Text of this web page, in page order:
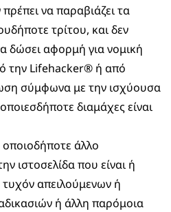
να παραβιάζει τα
τρίτου, και δεν
δώσει αφορμή για νομική
την Lifehacker® ή από
σύμφωνα με την ισχύουσα
διαμάχες είναι
άλλο
ιστοσελίδα που είναι ή
τυχόν απειλούμενων ή
ή άλλη παρόμοια